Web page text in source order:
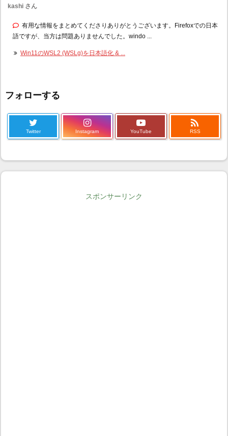
kashi さん
有用な情報をまとめてくださりありがとうございます。Firefoxでの日本
語ですが、当方は問題ありませんでした。windo ...
Win11のWSL2 (WSLg)を日本語化 & ...
フォローする
Twitter Instagram YouTube

RSS
スポンサーリンク